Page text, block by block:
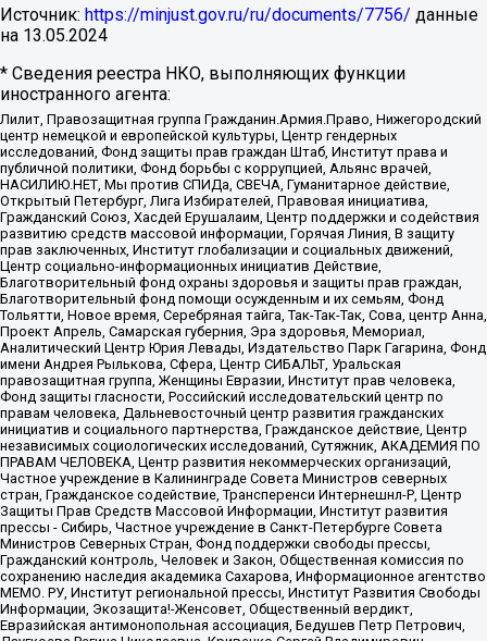
Источник: https://minjust.gov.ru/ru/documents/7756/ данные
на 13.05.2024
* Сведения реестра НКО, выполняющих функции
иностранного агента:
Лилит, Правозащитная группа Гражданин.Армия.Право, Нижегородский
центр немецкой и европейской культуры, Центр гендерных
исследований, Фонд защиты прав граждан Штаб, Институт права и
публичной политики, Фонд борьбы с коррупцией, Альянс врачей,
НАСИЛИЮ.НЕТ, Мы против СПИДа, СВЕЧА, Гуманитарное действие,
Открытый Петербург, Лига Избирателей, Правовая инициатива,
Гражданский Союз, Хасдей Ерушалаим, Центр поддержки и содействия
развитию средств массовой информации, Горячая Линия, В защиту
прав заключенных, Институт глобализации и социальных движений,
Центр социально-информационных инициатив Действие,
Благотворительный фонд охраны здоровья и защиты прав граждан,
Благотворительный фонд помощи осужденным и их семьям, Фонд
Тольятти, Новое время, Серебряная тайга, Так-Так-Так, Сова, центр Анна,
Проект Апрель, Самарская губерния, Эра здоровья, Мемориал,
Аналитический Центр Юрия Левады, Издательство Парк Гагарина, Фонд
имени Андрея Рылькова, Сфера, Центр СИБАЛЬТ, Уральская
правозащитная группа, Женщины Евразии, Институт прав человека,
Фонд защиты гласности, Российский исследовательский центр по
правам человека, Дальневосточный центр развития гражданских
инициатив и социального партнерства, Гражданское действие, Центр
независимых социологических исследований, Сутяжник, АКАДЕМИЯ ПО
ПРАВАМ ЧЕЛОВЕКА, Центр развития некоммерческих организаций,
Частное учреждение в Калининграде Совета Министров северных
стран, Гражданское содействие, Трансперенси Интернешнл-Р, Центр
Защиты Прав Средств Массовой Информации, Институт развития
прессы - Сибирь, Частное учреждение в Санкт-Петербурге Совета
Министров Северных Стран, Фонд поддержки свободы прессы,
Гражданский контроль, Человек и Закон, Общественная комиссия по
сохранению наследия академика Сахарова, Информационное агентство
МЕМО. РУ, Институт региональной прессы, Институт Развития Свободы
Информации, Экозащита!-Женсовет, Общественный вердикт,
Евразийская антимонопольная ассоциация, Бедушев Петр Петрович,